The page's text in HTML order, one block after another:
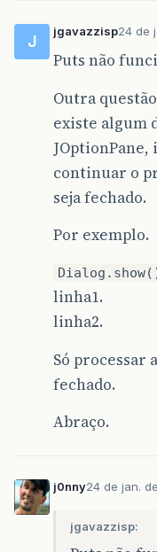
J
jgavazzisp24 de
Puts não
Outra
existe algum
JOptionPane,
continuar o
seja fechado.
Por exemplo.
linha1.
linha2.
Só processar
fechado.
Abraço.
j0nny24 de jan.
jgavazzisp: